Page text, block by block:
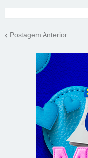
Postagem Anterior